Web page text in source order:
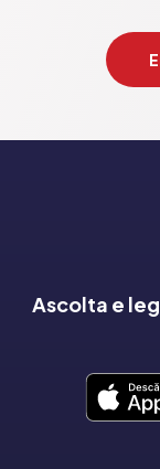
Ascolta e